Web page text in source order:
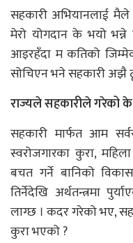
सहकारी अभियानलाई
मेरो योगदान के भयो
आइरहँदा म कतिको
सोचिएन भने सहकारी अझै
राज्यले सहकारीले गरेको
सहकारी मार्फत आम
स्वरोजगारका कुरा,
बचत गर्ने बानिको
तिर्नेदेखि अर्थतन्त्रमा
लाग्छ । कदर गरेको भए,
कुरा भएको ?